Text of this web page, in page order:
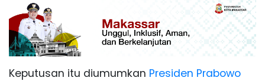
Keputusan itu diumumkan Presiden Prabowo